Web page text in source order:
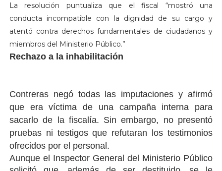
La resolución puntualiza que el fiscal “mostró una
conducta incompatible con la dignidad de su cargo y
atentó contra derechos fundamentales de ciudadanos y
miembros del Ministerio Público.”
Rechazo a la inhabilitación
Contreras negó todas las imputaciones y afirmó
que era víctima de una campaña interna para
sacarlo de la fiscalía. Sin embargo, no presentó
pruebas ni testigos que refutaran los testimonios
ofrecidos por el personal.
Aunque el Inspector General del Ministerio Público